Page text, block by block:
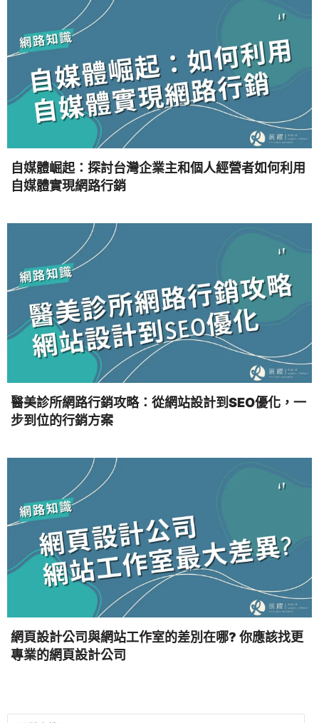
自媒體崛起：探討台灣企業主和個人經營者如何利用
自媒體實現網路行銷
醫美診所網路行銷攻略：從網站設計到SEO優化，一
步到位的行銷方案
網頁設計公司與網站工作室的差別在哪? 你應該找更
專業的網頁設計公司